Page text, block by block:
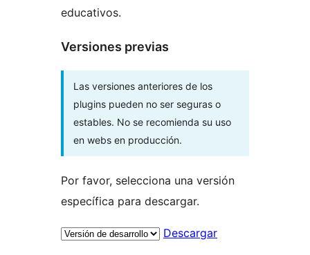
educativos.
Versiones previas
Las versiones anteriores de los
plugins pueden no ser seguras o
estables. No se recomienda su uso
en webs en producción.
Por favor, selecciona una versión
específica para descargar.
Descargar